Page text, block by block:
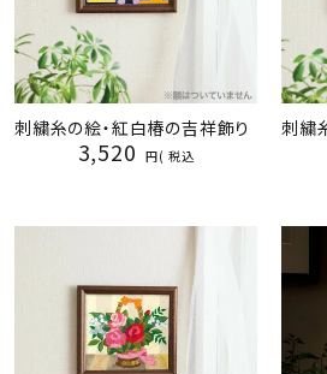
刺繍糸の絵・紅白椿の吉祥飾り
3,520 税込
刺繍